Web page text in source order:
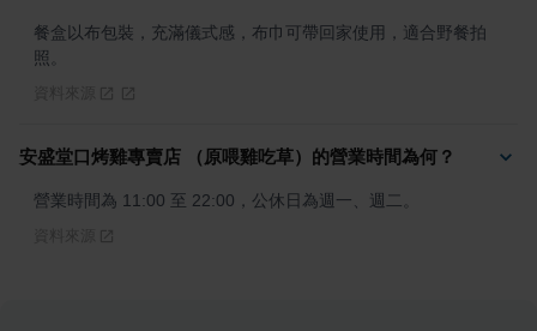
餐盒以布包裝，充滿儀式感，布巾可帶回家使用，適合野餐拍
照。
安盛堂口烤雞專賣店 （原喂雞吃草）的營業時間為何？
營業時間為 11:00 至 22:00，公休日為週一、週二。